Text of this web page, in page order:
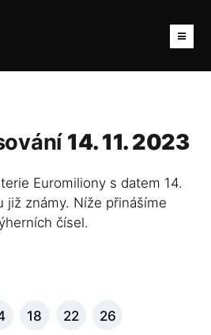
14. 11. 2023
Euromiliony s datem 14.
již známy. Níže přinášíme
čísel.
18 22
26